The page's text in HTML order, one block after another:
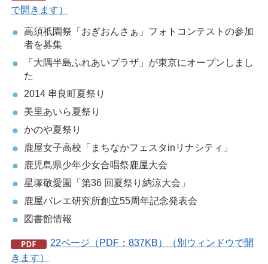
で開きます）
高須祇園祭「おぎおんさぁ」フォトコンテストの参加
者を募集
「大隅半島ふれあいプラザ」が東京にオープンしまし
た
2014 串良町夏祭り
美里あいら夏祭り
かのや夏祭り
鹿屋女子高校「まちなかフェスタinリナシティ」
鹿児島県少年少女合唱祭鹿屋大会
星塚敬愛園「第36 回夏祭り納涼大会」
鹿屋バレエ研究所創立55周年記念発表会
図書館情報
22ページ（PDF：837KB）（別ウィンドウで開
きます）